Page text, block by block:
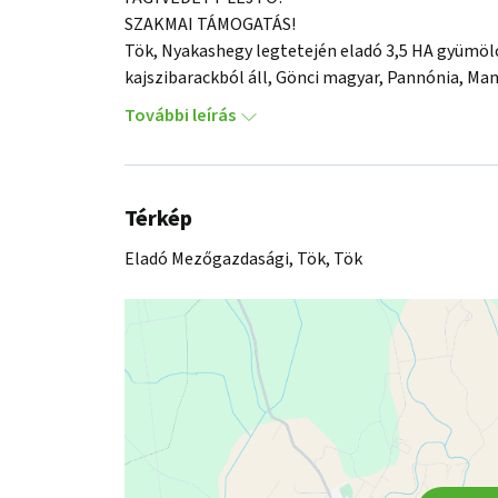
SZAKMAI TÁMOGATÁS!
Tök, Nyakashegy legtetején eladó 3,5 HA
kajszibarackból áll, Gönci magyar, Pannónia,
által folyamatosan karbantartott,
felügyeletet, segítséget, illetve térítés
tápanyag utánpótlás, sorközi talajművelés, gépi
feladata. Ez idő alatt ki lehet tanulni a művelés
KIVÁLÓ BEFEKTETÉS!
KIVÁLÓ TERMÉSBIZTONSÁG!
További leírás
Térkép
Eladó Mezőgazdasági, Tök, Tök